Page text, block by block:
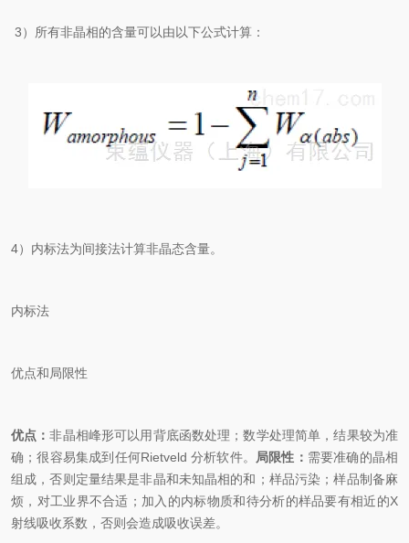
3）所有非晶相的含量可以由以下公式计算：
4）内标法为间接法计算非晶态含量。
内标法
优点和局限性
优点：非晶相峰形可以用背底函数处理；数学处理简单，结果较为准
确；很容易集成到任何Rietveld 分析软件。
局限性： 需要准确的晶相
组成，否则定量结果是非晶和未知晶相的和；样品污染；样品制备麻
烦，对工业界不合适；加入的内标物质和待分析的样品要有相近的X
射线吸收系数，否则会造成吸收误差。